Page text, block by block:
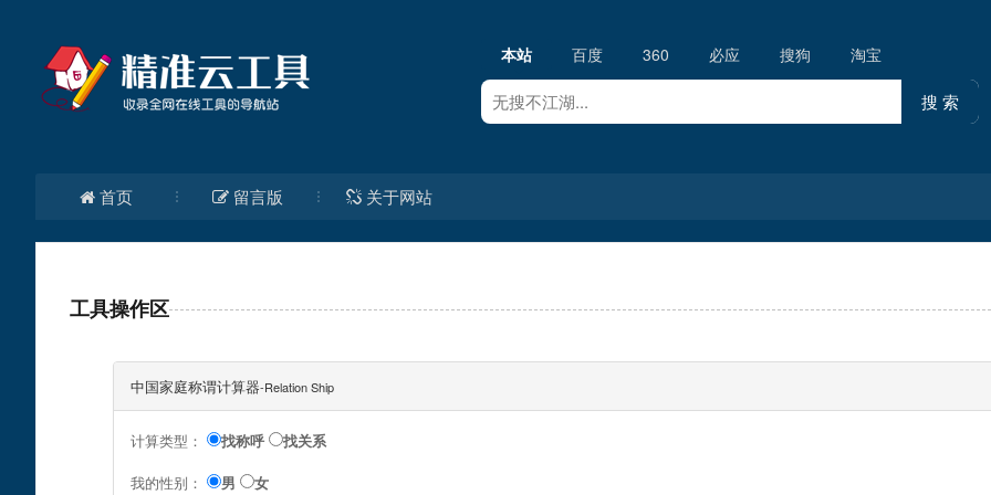
本站 百度 360 必应 搜狗 淘宝
首页 留言版 关于网站
工具操作区
中国家庭称谓计算器-Relation Ship
计算类型： 找称呼
找关系
我的性别：
男 女